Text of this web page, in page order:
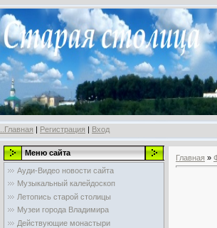
..Главная | Регистрация | Вход
Меню сайта
Ауди-Видео новости сайта
Музыкальный калейдоскоп
Летопись старой столицы
Музеи города Владимира
Действующие монастыри
Главная »